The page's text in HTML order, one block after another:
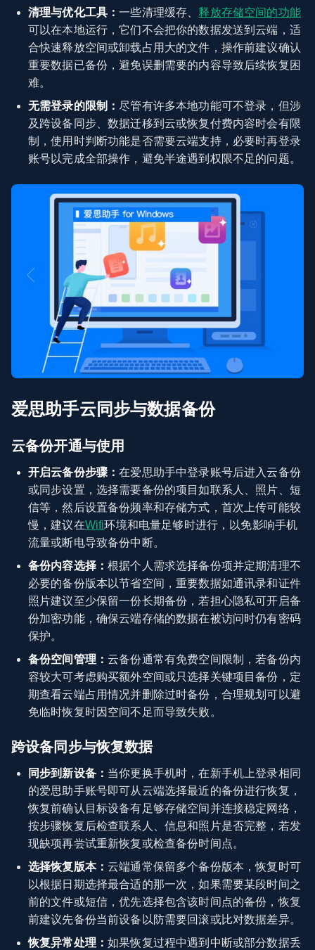
清理与优化工具：一些清理缓存、释放存储空间的功能
可以在本地运行，它们不会把你的数据发送到云端，适
合快速释放空间或卸载占用大的文件，操作前建议确认
重要数据已备份，避免误删需要的内容导致后续恢复困
难。
无需登录的限制：尽管有许多本地功能可不登录，但涉
及跨设备同步、数据迁移到云或恢复付费内容时会有限
制，使用时判断功能是否需要云端支持，必要时再登录
账号以完成全部操作，避免半途遇到权限不足的问题。
爱思助手云同步与数据备份
云备份开通与使用
开启云备份步骤：在爱思助手中登录账号后进入云备份
或同步设置，选择需要备份的项目如联系人、照片、短
信等，然后设置备份频率和存储方式，首次上传可能较
慢，建议在Wifi环境和电量足够时进行，以免影响手机
流量或断电导致备份中断。
备份内容选择：根据个人需求选择备份项并定期清理不
必要的备份版本以节省空间，重要数据如通讯录和证件
照片建议至少保留一份长期备份，若担心隐私可开启备
份加密功能，确保云端存储的数据在被访问时仍有密码
保护。
备份空间管理：云备份通常有免费空间限制，若备份内
容较大可考虑购买额外空间或只选择关键项目备份，定
期查看云端占用情况并删除过时备份，合理规划可以避
免临时恢复时因空间不足而导致失败。
跨设备同步与恢复数据
同步到新设备： 当你更换手机时，在新手机上登录相同
的爱思助手账号即可从云端选择最近的备份进行恢复，
恢复前确认目标设备有足够存储空间并连接稳定网络，
按步骤恢复后检查联系人、信息和照片是否完整，若发
现缺项再尝试重新恢复或检查备份时间点。
选择恢复版本：云端通常保留多个备份版本，恢复时可
以根据日期选择最合适的那一次，如果需要某段时间之
前的文件或短信，优先选择包含该时间点的备份，恢复
前建议先备份当前设备以防需要回滚或比对数据差异。
恢复异常处理：如果恢复过程中遇到中断或部分数据丢